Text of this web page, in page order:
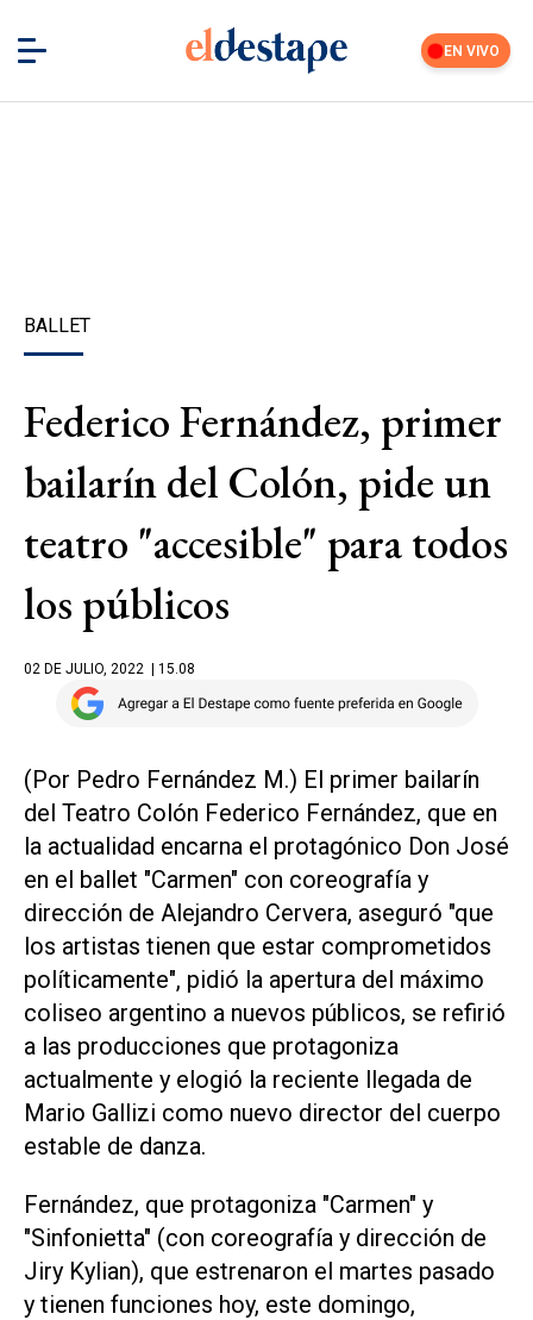
EN VIVO
BALLET
Federico Fernández, primer
bailarín del Colón, pide un
teatro "accesible" para todos
los públicos
02 DE JULIO, 2022 | 15.08
(Por Pedro Fernández M.) El primer bailarín
del Teatro Colón Federico Fernández, que en
la actualidad encarna el protagónico Don José
en el ballet "Carmen" con coreografía y
dirección de Alejandro Cervera, aseguró "que
los artistas tienen que estar comprometidos
políticamente", pidió la apertura del máximo
coliseo argentino a nuevos públicos, se refirió
a las producciones que protagoniza
actualmente y elogió la reciente llegada de
Mario Gallizi como nuevo director del cuerpo
estable de danza.
Fernández, que protagoniza "Carmen" y
"Sinfonietta" (con coreografía y dirección de
Jiry Kylian), que estrenaron el martes pasado
y tienen funciones hoy, este domingo,